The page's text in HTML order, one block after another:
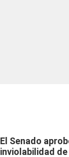
El Senado
inviolabilidad